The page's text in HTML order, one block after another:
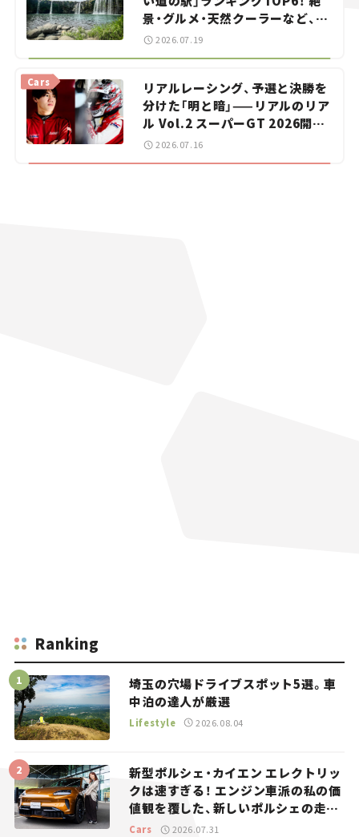
景・グルメ・天然クーラーなど、避
暑におすすめのスポットを紹介
2026.07.19
リアルレーシング、予選と決勝を
分けた「明と暗」——リアルのリア
ル Vol.2 スーパーGT 2026開幕
戦 岡山国際サーキット
Cars
2026.07.16
Ranking
埼玉の穴場ドライブスポット5選。車
中泊の達人が厳選
Lifestyle 2026.08.04
新型ポルシェ・カイエン エレクトリッ
クは速すぎる！ エンジン車派の私の価
値観を覆した、新しいポルシェの走
り。
Cars 2026.07.31